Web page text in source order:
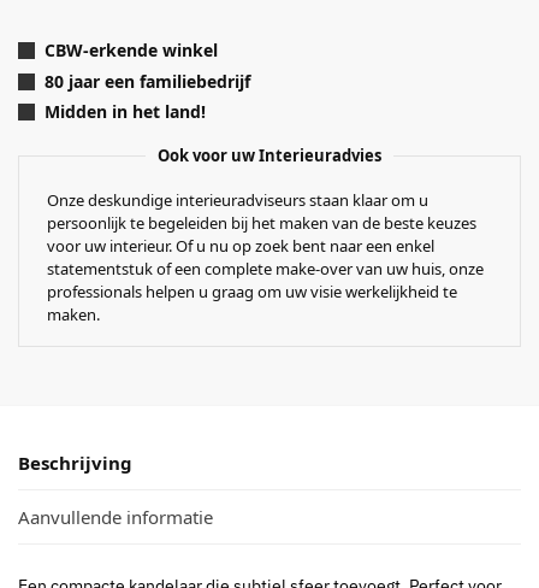
CBW-erkende winkel
80 jaar een familiebedrijf
Midden in het land!
Ook voor uw Interieuradvies
Onze deskundige interieuradviseurs staan klaar om u
persoonlijk te begeleiden bij het maken van de beste keuzes
voor uw interieur. Of u nu op zoek bent naar een enkel
statementstuk of een complete make-over van uw huis, onze
professionals helpen u graag om uw visie werkelijkheid te
maken.
Beschrijving
Aanvullende informatie